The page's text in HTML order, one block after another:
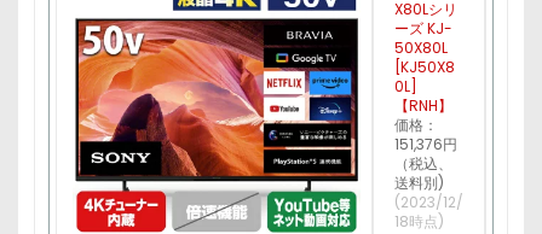
X80Lシリ
ーズ KJ-
50X80L
[KJ50X8
0L]
【RNH】
価格：
151,376円
（税込、
送料別)
(2023/12/
18時点)